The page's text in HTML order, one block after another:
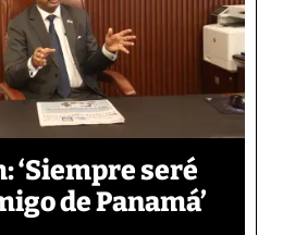
‘Siempre seré
de Panamá’